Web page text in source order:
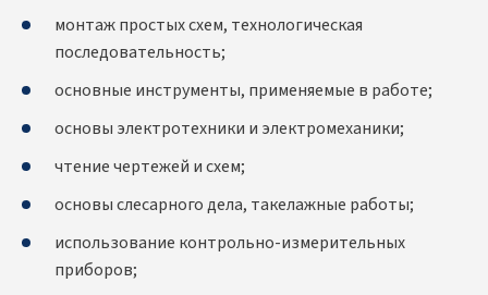
монтаж простых схем, технологическая
последовательность;
основные инструменты, применяемые в работе;
основы электротехники и электромеханики;
чтение чертежей и схем;
основы слесарного дела, такелажные работы;
использование контрольно-измерительных
приборов;